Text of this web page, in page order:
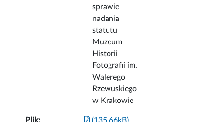
sprawie
nadania
statutu
Muzeum
Historii
Fotografii im.
Walerego
Rzewuskiego
w Krakowie
Plik: (135.66kB)